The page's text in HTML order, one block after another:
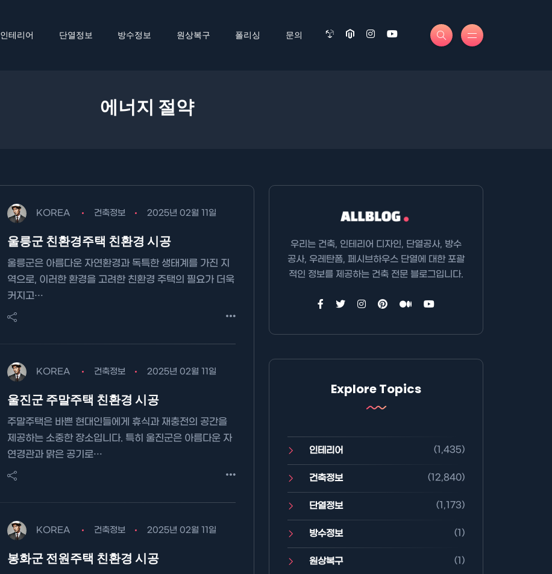
인테리어 단열정보 방수정보 원상복구 폴리싱 문의
에너지 절약
KOREA 건축정보 2025년 02월 11일
울릉군 친환경주택 친환경 시공
울릉군은 아름다운 자연환경과 독특한 생태계를 가진 지
역으로, 이러한 환경을 고려한 친환경 주택의 필요가 더욱
커지고…
KOREA 건축정보 2025년 02월 11일
울진군 주말주택 친환경 시공
주말주택은 바쁜 현대인들에게 휴식과 재충전의 공간을
제공하는 소중한 장소입니다. 특히 울진군은 아름다운 자
연경관과 맑은 공기로…
KOREA 건축정보 2025년 02월 11일
봉화군 전원주택 친환경 시공
우리는 건축, 인테리어 디자인, 단열공사, 방수
공사, 우레탄폼, 페시브하우스 단열에 대한 포괄
적인 정보를 제공하는 건축 전문 블로그입니다.
Explore Topics
인테리어 (1,435)
건축정보 (12,840)
단열정보 (1,173)
방수정보 (1)
원상복구 (1)